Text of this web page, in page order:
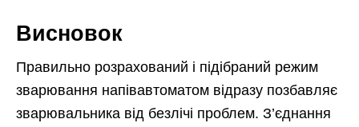
Висновок
Правильно розрахований і підібраний режим
зварювання напівавтоматом відразу позбавляє
зварювальника від безлічі проблем. З’єднання